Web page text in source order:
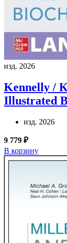
изд. 2026
Kennelly /
Illustrated
изд. 2026
9 779 ₽
В корзину